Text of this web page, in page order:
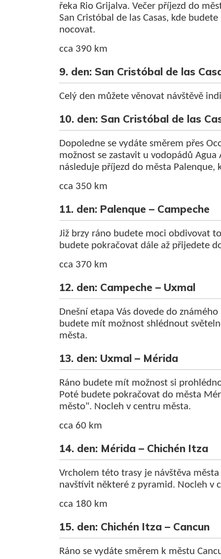
řeka Rio Grijalva. Večer příjezd do
San Cristóbal de las Casas, kde budete
nocovat.
cca 390 km
9. den: San Cristóbal de las
Celý den můžete věnovat návštěvě
10. den: San Cristóbal de las
Dopoledne se vydáte směrem přes
možnost se zastavit u vodopádů
následuje příjezd do města Palenque,
cca 350 km
11. den: Palenque – Campeche
Již brzy ráno budete moci obdivovat
budete pokračovat dále až přijedete
cca 370 km
12. den: Campeche – Uxmal
Dnešní etapa Vás dovede do
budete mít možnost shlédnout
města.
13. den: Uxmal – Mérida
Ráno budete mít možnost si
Poté budete pokračovat do města
město". Nocleh v centru města.
cca 60 km
14. den: Mérida – Chichén Itza
Vrcholem této trasy je návštěva
navštívit některé z pyramid. Nocleh v
cca 180 km
15. den: Chichén Itza – Cancun
Ráno se vydáte směrem k městu